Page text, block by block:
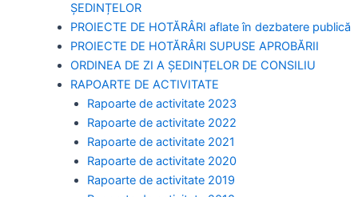
ȘEDINȚELOR
PROIECTE DE HOTĂRÂRI aflate în dezbatere publică
PROIECTE DE HOTĂRÂRI SUPUSE APROBĂRII
ORDINEA DE ZI A ȘEDINȚELOR DE CONSILIU
RAPOARTE DE ACTIVITATE
Rapoarte de activitate 2023
Rapoarte de activitate 2022
Rapoarte de activitate 2021
Rapoarte de activitate 2020
Rapoarte de activitate 2019